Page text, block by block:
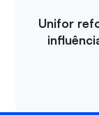
Unifor